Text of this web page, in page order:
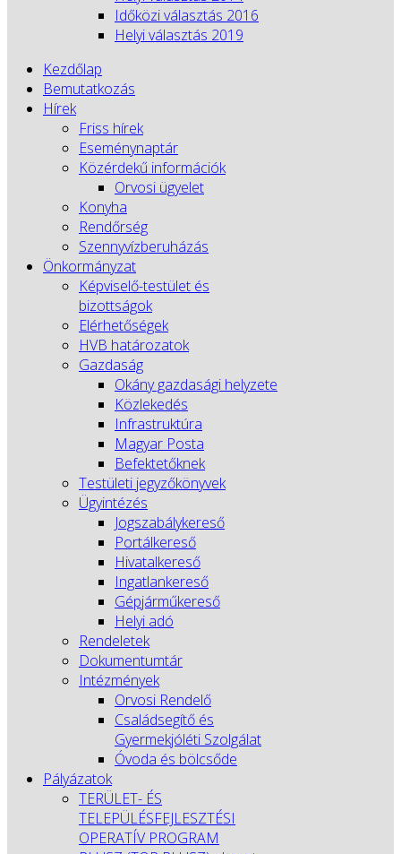
Időközi választás 2016
Helyi választás 2019
Kezdőlap
Bemutatkozás
Hírek
Friss hírek
Eseménynaptár
Közérdekű információk
Orvosi ügyelet
Konyha
Rendőrség
Szennyvízberuházás
Önkormányzat
Képviselő-testület és
bizottságok
Elérhetőségek
HVB határozatok
Gazdaság
Okány gazdasági helyzete
Közlekedés
Infrastruktúra
Magyar Posta
Befektetőknek
Testületi jegyzőkönyvek
Ügyintézés
Jogszabálykereső
Portálkereső
Hivatalkereső
Ingatlankereső
Gépjárműkereső
Helyi adó
Rendeletek
Dokumentumtár
Intézmények
Orvosi Rendelő
Családsegítő és
Gyermekjóléti Szolgálat
Óvoda és bölcsőde
Pályázatok
TERÜLET- ÉS
TELEPÜLÉSFEJLESZTÉSI
OPERATÍV PROGRAM